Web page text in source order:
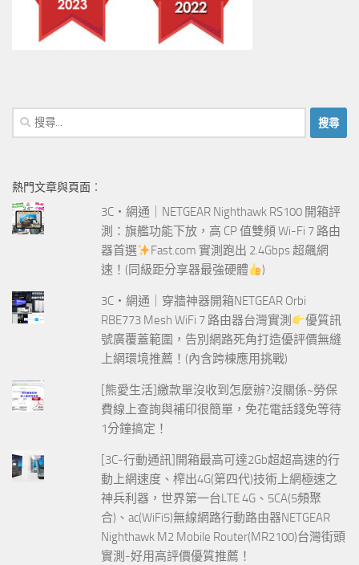
搜
尋
字:
熱門文章與頁面︰
3C‧網通｜NETGEAR Nighthawk RS100 開箱評
測：旗艦功能下放，高 CP 值雙頻 Wi-Fi 7 路由
器首選
Fast.com 實測跑出 2.4Gbps 超飆網
速！(同級距分享器最強硬體
)
3C‧網通｜穿牆神器開箱NETGEAR Orbi
RBE773 Mesh WiFi 7 路由器台灣實測
優質訊
號廣覆蓋範圍，告別網路死角打造優評價無縫
上網環境推薦！(內含跨棟應用挑戰)
[熊愛生活]繳款單沒收到怎麼辦?沒關係~勞保
費線上查詢與補印很簡單，免花電話錢免等待
1分鐘搞定！
[3C-行動通訊]開箱最高可達2Gb超超高速的行
動上網速度、榨出4G(第四代)技術上網極速之
神兵利器，世界第一台LTE 4G、5CA(5頻聚
合)、ac(WiFi5)無線網路行動路由器NETGEAR
Nighthawk M2 Mobile Router(MR2100)台灣街頭
實測-好用高評價優質推薦！